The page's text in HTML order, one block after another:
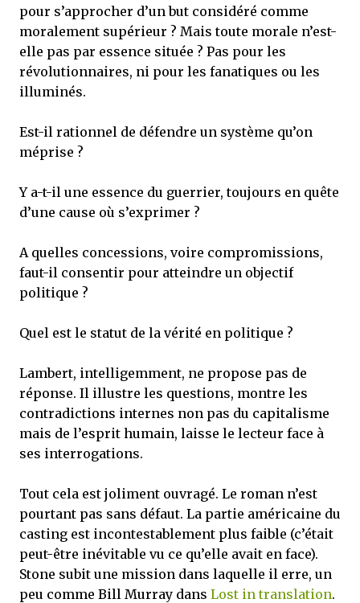
pour s’approcher d’un but considéré comme
moralement supérieur ? Mais toute morale n’est-
elle pas par essence située ? Pas pour les
révolutionnaires, ni pour les fanatiques ou les
illuminés.
Est-il rationnel de défendre un système qu’on
méprise ?
Y a-t-il une essence du guerrier, toujours en quête
d’une cause où s’exprimer ?
A quelles concessions, voire compromissions,
faut-il consentir pour atteindre un objectif
politique ?
Quel est le statut de la vérité en politique ?
Lambert, intelligemment, ne propose pas de
réponse. Il illustre les questions, montre les
contradictions internes non pas du capitalisme
mais de l’esprit humain, laisse le lecteur face à
ses interrogations.
Tout cela est joliment ouvragé. Le roman n’est
pourtant pas sans défaut. La partie américaine du
casting est incontestablement plus faible (c’était
peut-être inévitable vu ce qu’elle avait en face).
Stone subit une mission dans laquelle il erre, un
peu comme Bill Murray dans Lost in translation.